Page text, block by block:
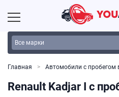
Главная Автомобили с пробегом
Renault Kadjar I с